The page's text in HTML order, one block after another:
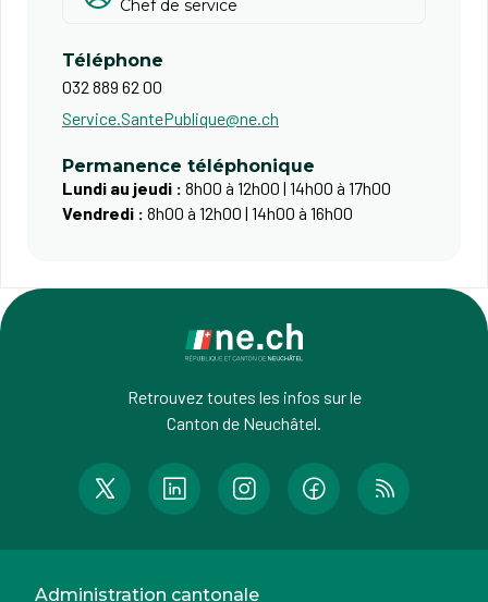
Chef de service
Téléphone
032 889 62 00
Service.SantePublique@ne.ch
Permanence téléphonique
Lundi au jeudi : 8h00 à 12h00 | 14h00 à 17h00
Vendredi : 8h00 à 12h00 | 14h00 à 16h00
Retrouvez toutes les infos sur le
Canton de Neuchâtel.
Administration cantonale